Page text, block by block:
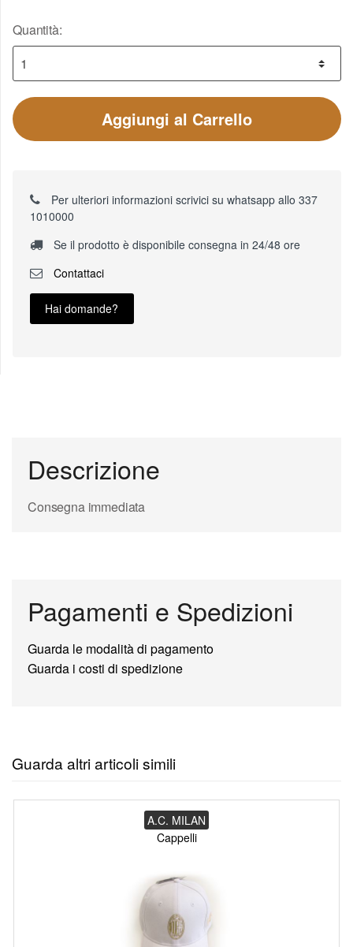
Quantità:
Aggiungi al Carrello
Per ulteriori informazioni scrivici su whatsapp allo 337
1010000
Se il prodotto è disponibile consegna in 24/48 ore
Contattaci
Hai domande?
Descrizione
Consegna immediata
Pagamenti e Spedizioni
Guarda le modalità di pagamento
Guarda i costi di spedizione
Guarda altri articoli simili
A.C. MILAN
Cappelli